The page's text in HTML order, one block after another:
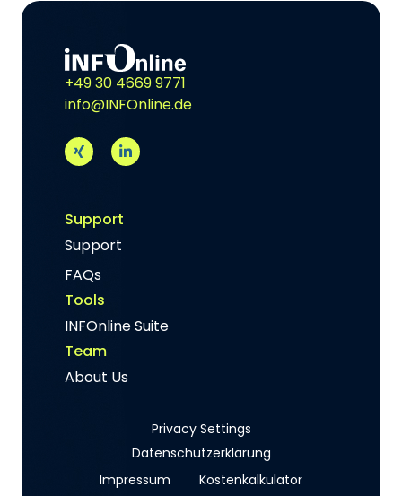
+49 30 4669 9771
info@INFOnline.de
Support
Support
FAQs
Tools
INFOnline Suite
Team
About Us
Privacy Settings
Datenschutzerklärung
Impressum
Kostenkalkulator